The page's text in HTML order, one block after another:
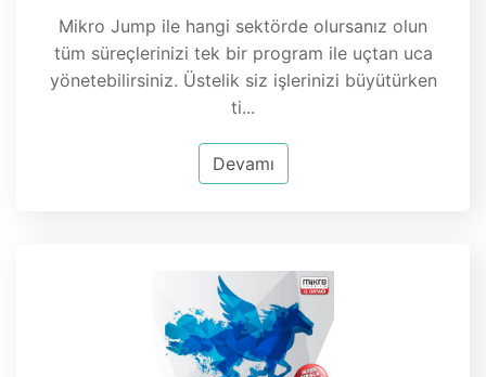
Mikro Jump ile hangi sektörde olursanız olun
tüm süreçlerinizi tek bir program ile uçtan uca
yönetebilirsiniz. Üstelik siz işlerinizi büyütürken
ti...
Devamı